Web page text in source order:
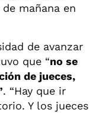
mañana en
de avanzar
que “no se
de jueces,
. “Hay que ir
Y los jueces